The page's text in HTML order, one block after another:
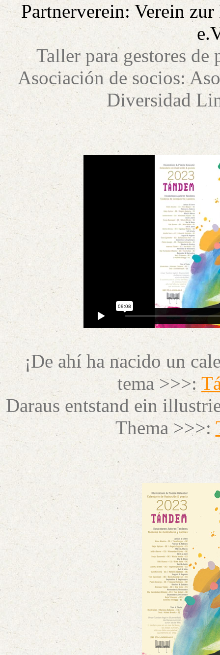
Partnerverein: Verein
Taller para gestores
Asociación de socios:
Diversidad
¡De ahí ha nacido un
tema >>>:
Daraus entstand ein
Thema >>>: